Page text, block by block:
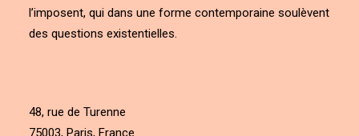
l’imposent, qui dans une forme contemporaine soulèvent
des questions existentielles.
48, rue de Turenne
75003, Paris, France